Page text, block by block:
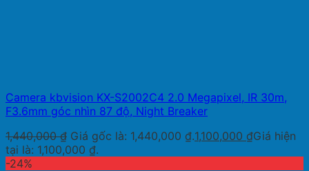
Camera kbvision KX-S2002C4 2.0 Megapixel, IR 30m,
F3.6mm góc nhìn 87 độ, Night Breaker
1,440,000₫ Giá gốc là: 1,440,000 ₫.1,100,000 ₫Giá hiện
tại là: 1,100,000 ₫.
-24%